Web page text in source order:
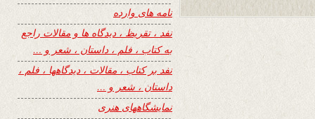
نامه های وارده
نفد ، تقریظ ، دیدگاه ها و مقالات راجع
به کتاب ، فلم ، داستان ، شعر و …
نفد بر کتاب ، مقالات ، دیدگاهها ، فلم ،
داستان ، شعر و …
نمایشگاههای هنری